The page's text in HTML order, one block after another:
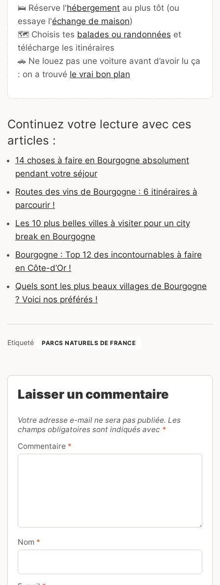
🛌 Réserve l'hébergement au plus tôt (ou
essaye l'échange de maison)
🗺️ Choisis tes balades ou randonnées et
télécharge les itinéraires
🚗 Ne louez pas une voiture avant d’avoir lu ça
: on a trouvé le vrai bon plan
Continuez votre lecture avec ces
articles :
14 choses à faire en Bourgogne absolument
pendant votre séjour
Routes des vins de Bourgogne : 6 itinéraires à
parcourir !
Les 10 plus belles villes à visiter pour un city
break en Bourgogne
Bourgogne : Top 12 des incontournables à faire
en Côte-d’Or !
Quels sont les plus beaux villages de Bourgogne
? Voici nos préférés !
Etiqueté PARCS NATURELS DE FRANCE
Laisser un commentaire
Votre adresse e-mail ne sera pas publiée. Les
champs obligatoires sont indiqués avec *
Commentaire *
Nom *